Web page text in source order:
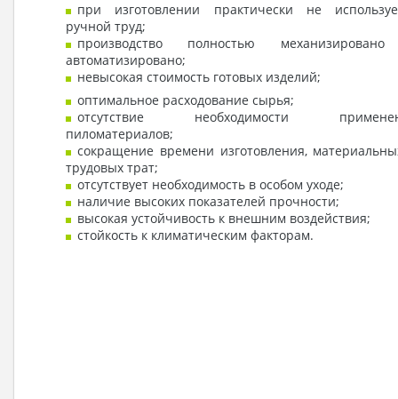
при изготовлении практически не
ручной труд;
производство полностью
автоматизировано;
невысокая стоимость готовых изделий;
оптимальное расходование сырья;
отсутствие необходимости
пиломатериалов;
сокращение времени изготовления,
трудовых трат;
отсутствует необходимость в особом уходе;
наличие высоких показателей прочности;
высокая устойчивость к внешним воздействия;
стойкость к климатическим факторам.